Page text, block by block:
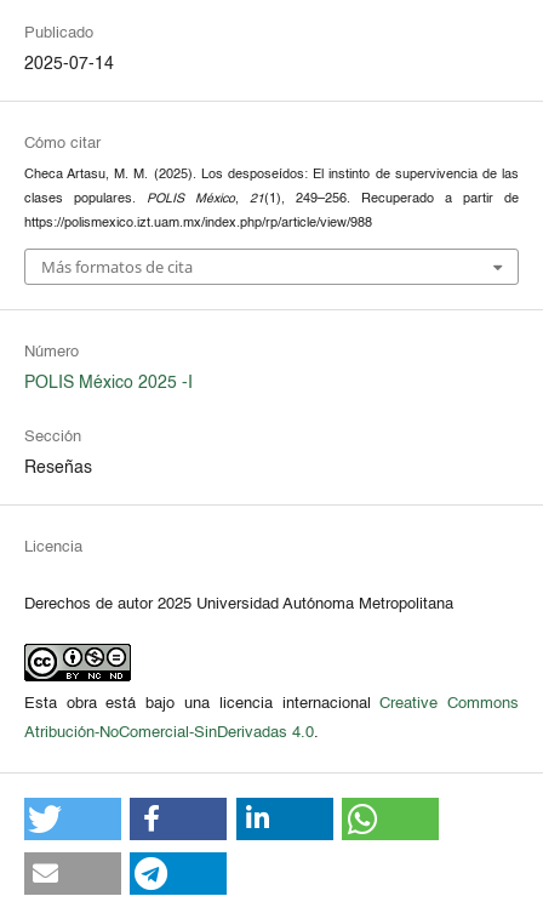
Publicado
2025-07-14
Cómo citar
Checa Artasu, M. M. (2025). Los desposeídos: El instinto de supervivencia de las
clases populares.
POLIS México,21(1), 249–256. Recuperado a partir de
https://polismexico.izt.uam.mx/index.php/rp/article/view/988
Más formatos de cita
Número
POLIS México 2025 -I
Sección
Reseñas
Licencia
Derechos de autor 2025 Universidad Autónoma Metropolitana
Esta obra está bajo una licencia internacionalCreative Commons
Atribución-NoComercial-SinDerivadas 4.0.